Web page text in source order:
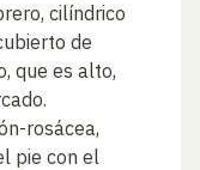
cilíndrico
de
que es alto,
rosácea,
pie con el